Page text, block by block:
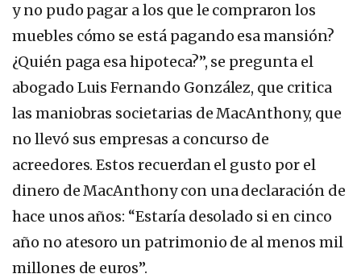
y no pudo pagar a los que le compraron los
muebles cómo se está pagando esa mansión?
¿Quién paga esa hipoteca?”, se pregunta el
abogado Luis Fernando González, que critica
las maniobras societarias de MacAnthony, que
no llevó sus empresas a concurso de
acreedores. Estos recuerdan el gusto por el
dinero de MacAnthony con una declaración de
hace unos años: “Estaría desolado si en cinco
año no atesoro un patrimonio de al menos mil
millones de euros”.